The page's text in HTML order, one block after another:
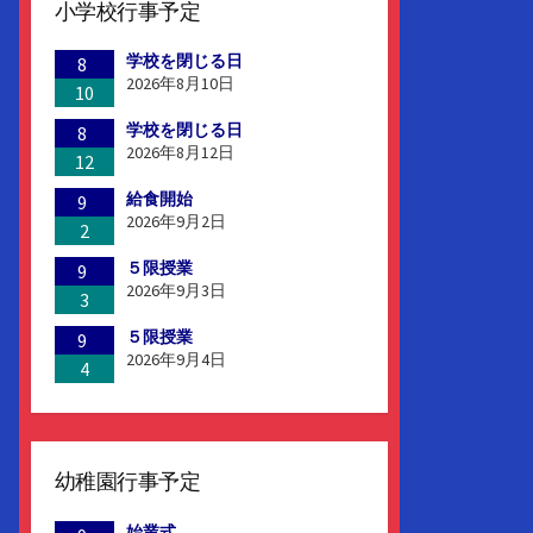
小学校行事予定
8
10
学校を閉じる日
2026年8月10日
8
12
学校を閉じる日
2026年8月12日
9
2
給食開始
2026年9月2日
9
3
５限授業
2026年9月3日
9
4
５限授業
2026年9月4日
幼稚園行事予定